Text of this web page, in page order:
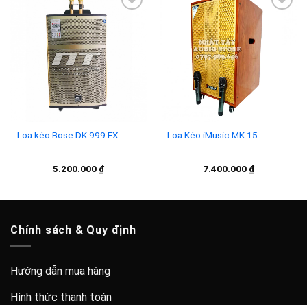
Loa kéo Bose DK 999 FX
5.200.000 ₫
wishlist
Loa Kéo iMusic MK 15
7.400.000 ₫
Chính sách & Quy định
Hướng dẫn mua hàng
Hình thức thanh toán